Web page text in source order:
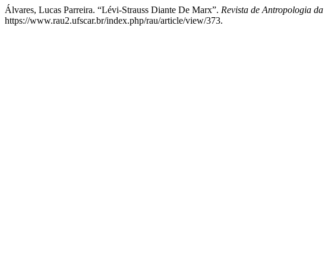
Álvares, Lucas Parreira. “Lévi-Strauss Diante De Marx”. Revista de Antropologia
https://www.rau2.ufscar.br/index.php/rau/article/view/373.